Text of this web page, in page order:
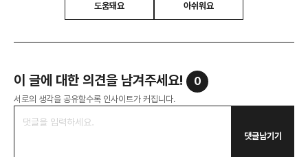
도움돼요 아쉬워요
이 글에 대한 의견을 남겨주세요! 0
서로의 생각을 공유할수록 인사이트가 커집니다.
댓글남기기